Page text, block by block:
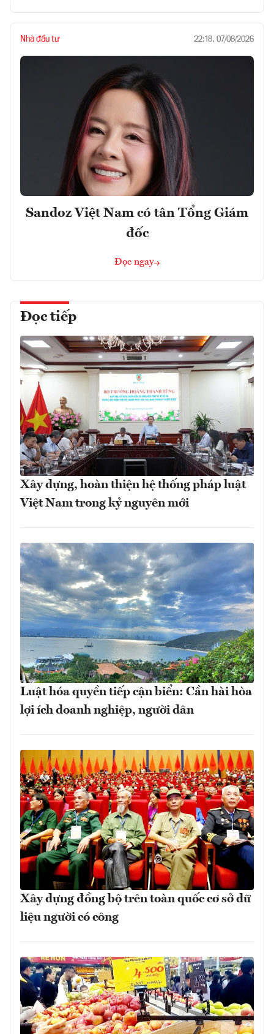
Nhà đầu tư 22:18, 07/08/2026
Sandoz Việt Nam có tân Tổng Giám
đốc
Đọc ngay
Đọc tiếp
Xây dựng, hoàn thiện hệ thống pháp luật
Việt Nam trong kỷ nguyên mới
Luật hóa quyền tiếp cận biển: Cần hài hòa
lợi ích doanh nghiệp, người dân
Xây dựng đồng bộ trên toàn quốc cơ sở dữ
liệu người có công